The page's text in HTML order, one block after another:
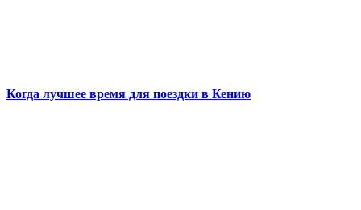
Когда лучшее время для поездки в Кению